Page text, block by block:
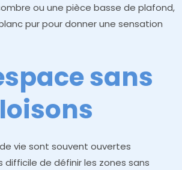
ou une pièce basse de plafond,
pur pour donner une sensation
sans
vie sont souvent ouvertes
de définir les zones sans